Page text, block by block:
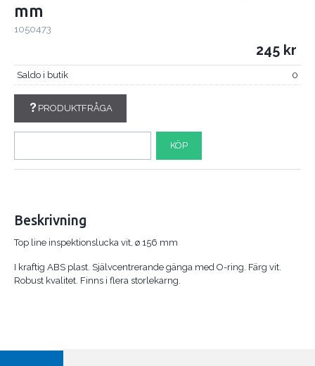
mm
1050473
245
Saldo i butik 0
PRODUKTFRÅGA
KÖP
Beskrivning
Top line inspektionslucka vit, ø 156 mm
I kraftig ABS plast. Självcentrerande gänga med O-ring. Färg vit.
Robust kvalitet. Finns i flera storlekarng.